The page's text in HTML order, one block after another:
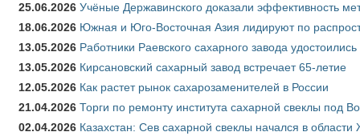
25.06.2026 Учёные Державинского доказали эффективность
18.06.2026 Южная и Юго-Восточная Азия лидируют по
13.05.2026 Работники Раевского сахарного завода удостоились
13.05.2026 Кирсановский сахарный завод встречает 65-летие
12.05.2026 Как растет рынок сахарозаменителей в России
21.04.2026 Торги по ремонту института сахарной свеклы под
02.04.2026 Казахстан: Сев сахарной свеклы начался в области